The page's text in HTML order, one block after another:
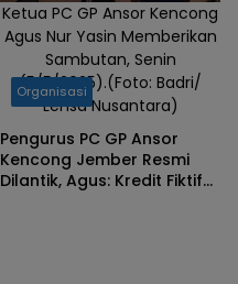
Ketua PC GP Ansor Kencong
Agus Nur Yasin Memberikan
Sambutan, Senin
(5/5/2025).(Foto: Badri/
Lensa Nusantara)
Organisasi
Pengurus PC GP Ansor
Kencong Jember Resmi
Dilantik, Agus: Kredit Fiktif